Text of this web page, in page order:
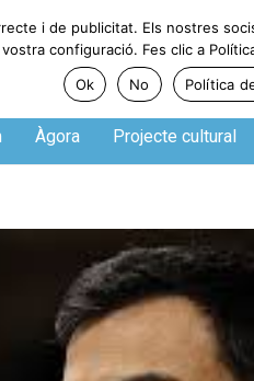
Àgora Projecte cultural
i de publicitat. Els nostres
configuració. Fes clic a
Ok
No Política